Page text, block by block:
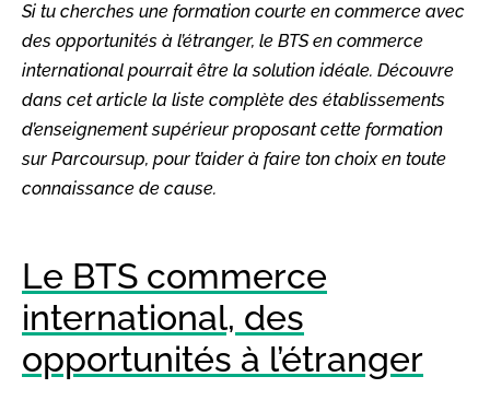
Si tu cherches une formation courte en commerce avec
des opportunités à l’étranger, le BTS en commerce
international pourrait être la solution idéale. Découvre
dans cet article la liste complète des établissements
d’enseignement supérieur proposant cette formation
sur Parcoursup, pour t’aider à faire ton choix en toute
connaissance de cause.
Le BTS commerce
international, des
opportunités à l’étranger